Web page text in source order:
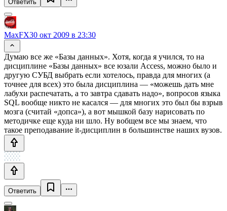
Ответить
MaxFX30 окт 2009 в 23:30
Думаю все же «Базы данных». Хотя, когда я учился, то на
дисциплине «Базы данных» все юзали Access, можно было и
другую СУБД выбрать если хотелось, правда для многих (а
точнее для всех) это была дисциплина — «можешь дать мне
лабухи распечатать, а то завтра сдавать надо», вопросов языка
SQL вообще никто не касался — для многих это был бы взрыв
мозга (считай «допса»), а вот мышкой базу нарисовать по
методичке еще куда ни шло. Ну вобщем все мы знаем, что
такое преподавание it-дисциплин в большинстве наших вузов.
Ответить